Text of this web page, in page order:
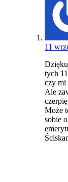
11
tych
czy
Ale
Może
sobie